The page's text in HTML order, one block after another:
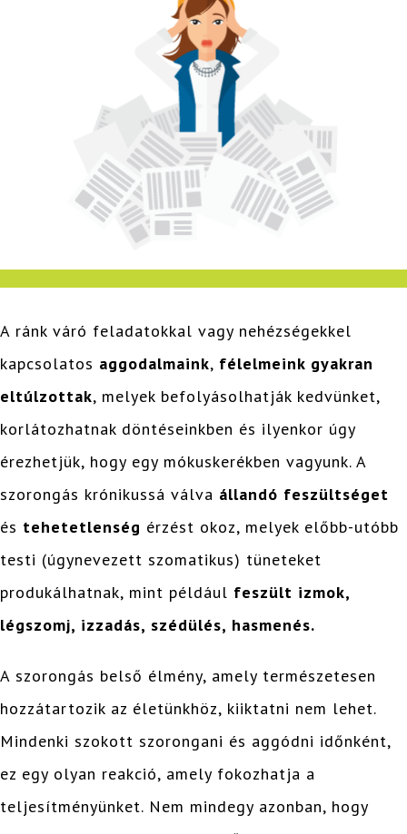
A ránk váró feladatokkal vagy nehézségekkel
kapcsolatos aggodalmaink, félelmeink gyakran
eltúlzottak, melyek befolyásolhatják kedvünket,
korlátozhatnak döntéseinkben és ilyenkor úgy
érezhetjük, hogy egy mókuskerékben vagyunk. A
szorongás krónikussá válva állandó feszültséget
és tehetetlenség érzést okoz, melyek előbb-utóbb
testi (úgynevezett szomatikus) tüneteket
produkálhatnak, mint például feszült izmok,
légszomj, izzadás, szédülés, hasmenés.
A szorongás belső élmény, amely természetesen
hozzátartozik az életünkhöz, kiiktatni nem lehet.
Mindenki szokott szorongani és aggódni időnként,
ez egy olyan reakció, amely fokozhatja a
teljesítményünket. Nem mindegy azonban, hogy